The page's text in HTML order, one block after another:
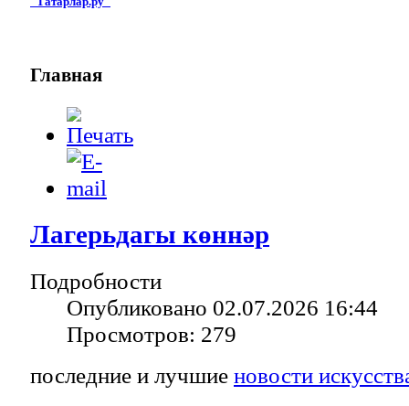
Главная
Лагерьдагы көннәр
Подробности
Опубликовано 02.07.2026 16:44
Просмотров: 279
последние и лучшие новости